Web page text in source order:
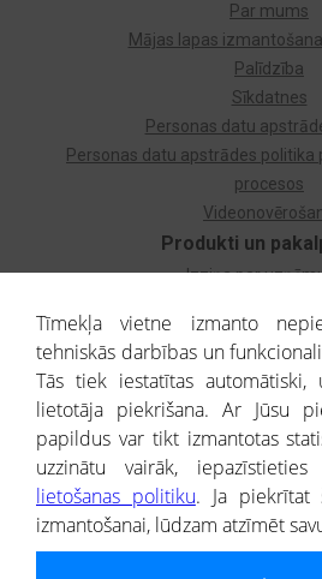
Produkti un
Izziņa par
Dzimtas koks
Uzņēmumu
Monitorings
Kredītizziņa par ārvalstu
Par mums
Mājas lapas
Palīdzība
Sīkdatnes
Personas datu
Personas datu apstrādes
procesos
® CREDITREFORM Latvija
SIA
Tīmekļa vietne izmanto
tehniskās darbības un
Tās tiek iestatītas
lietotāja piekrišana. Ar Jūsu
papildus var tikt izmantotas
uzzinātu vairāk,
lietošanas politiku. Ja piekrītat
izmantošanai, lūdzam atzīmēt